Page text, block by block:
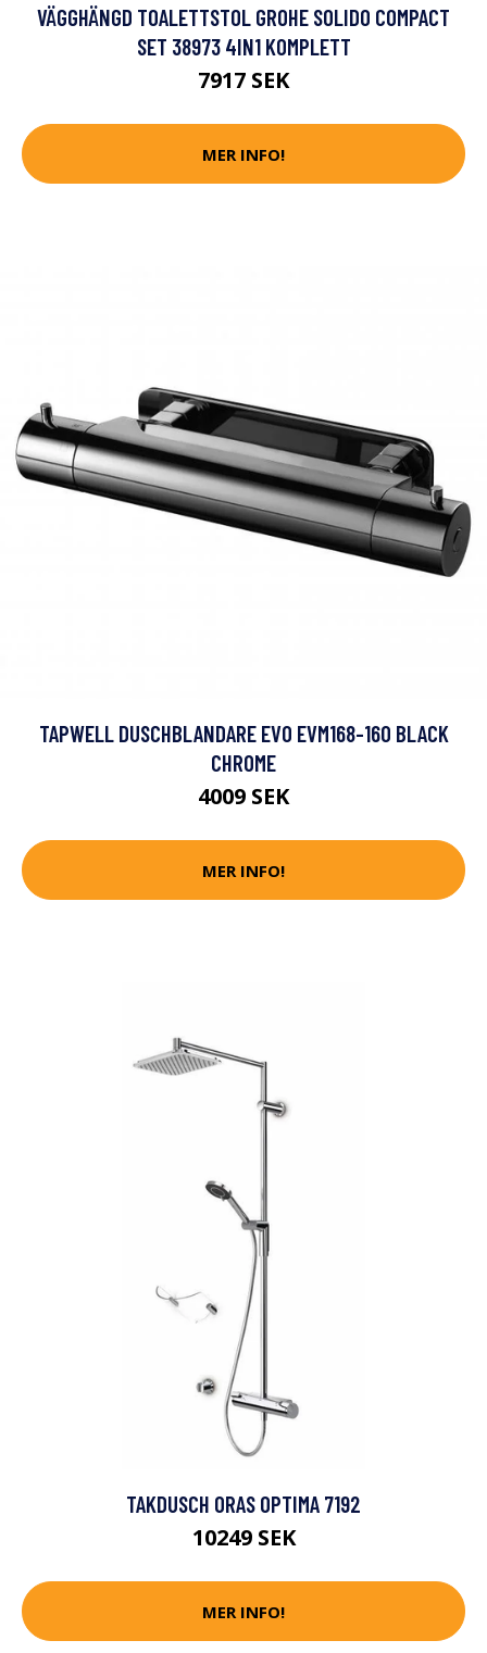
VÄGGHÄNGD TOALETTSTOL GROHE SOLIDO COMPACT
SET 38973 4IN1 KOMPLETT
7917 SEK
MER INFO!
TAPWELL DUSCHBLANDARE EVO EVM168-160 BLACK
CHROME
4009 SEK
MER INFO!
TAKDUSCH ORAS OPTIMA 7192
10249 SEK
MER INFO!